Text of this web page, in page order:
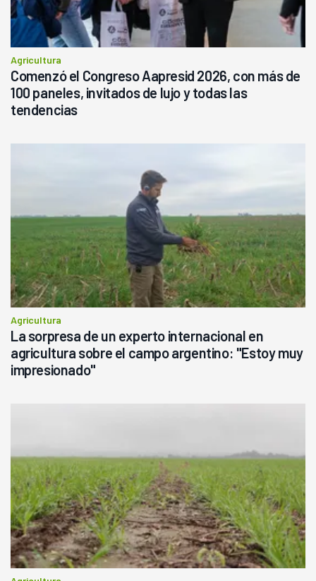
Agricultura
Comenzó el Congreso Aapresid 2026, con más de
100 paneles, invitados de lujo y todas las
tendencias
Agricultura
La sorpresa de un experto internacional en
agricultura sobre el campo argentino: "Estoy muy
impresionado"